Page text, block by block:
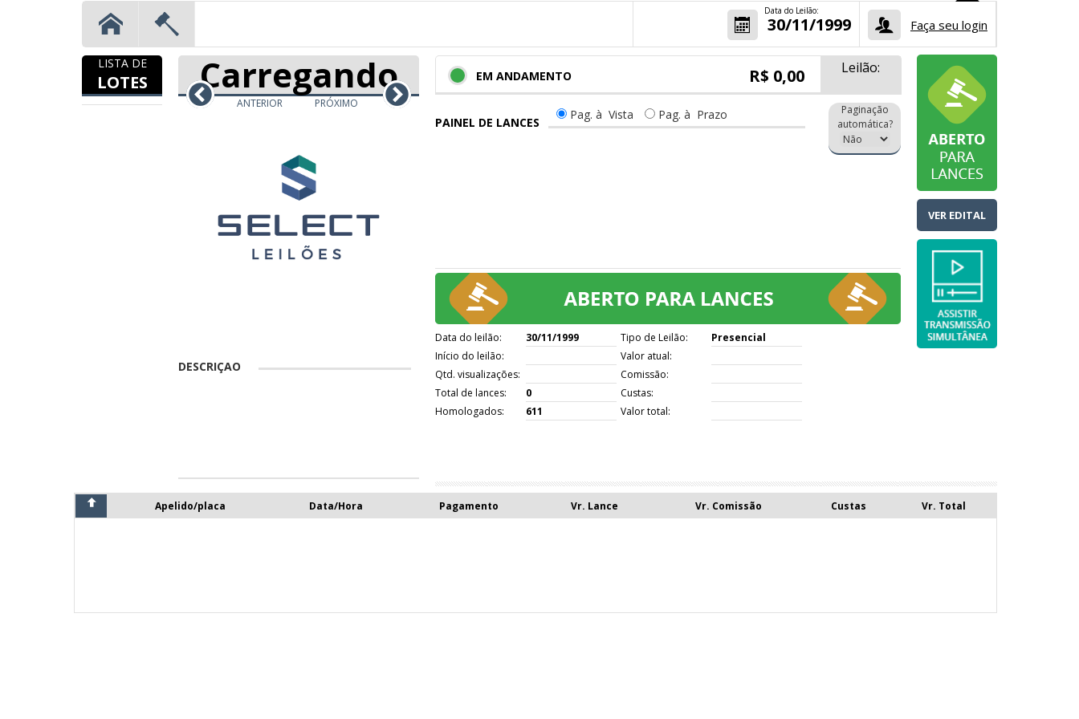
Faça seu login
Data do Leilão:
30/11/1999
LISTA DE
LOTES Carregando
ANTERIOR PRÓXIMO
DESCRIÇAO
EM ANDAMENTO R$ 0,00 Leilão:
PAINEL DE LANCES
Pag. à Vista Pag. à Prazo
Paginação
automática?
Data do leilão:
30/11/1999
Início do leilão:
Qtd. visualizações:
Total de lances:
0
Homologados:
611
Tipo de Leilão:
Presencial
Valor atual:
Comissão:
Custas:
Valor total:
VER EDITAL
Apelido/placa Data/Hora Pagamento Vr. Lance Vr. Comissão Custas Vr. Total